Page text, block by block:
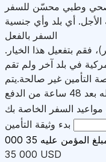
صحي وطبي محسّن للسفر
السفر بالفعل
فقم بتفعيل هذا الخيار.
في بلد آخر ولم تقم
التأمين غير صالحة.يتم
مواعيد السفر الخاصة بك
بدء وثيقة التأمين
المؤمن عليه
35 000 USD